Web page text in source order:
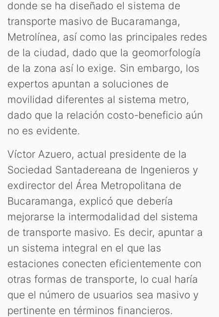
donde se ha diseñado el sistema de
transporte masivo de Bucaramanga,
Metrolínea, así como las principales redes
de la ciudad, dado que la geomorfología
de la zona así lo exige. Sin embargo, los
expertos apuntan a soluciones de
movilidad diferentes al sistema metro,
dado que la relación costo-beneficio aún
no es evidente.
Víctor Azuero, actual presidente de la
Sociedad Santadereana de Ingenieros y
exdirector del Área Metropolitana de
Bucaramanga, explicó que debería
mejorarse la intermodalidad del sistema
de transporte masivo. Es decir, apuntar a
un sistema integral en el que las
estaciones conecten eficientemente con
otras formas de transporte, lo cual haría
que el número de usuarios sea masivo y
pertinente en términos financieros.